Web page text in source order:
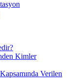
Kimler
Verilen